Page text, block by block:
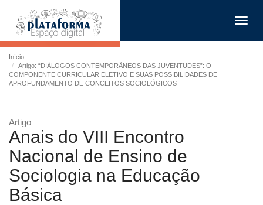
Início
Artigo: “DIÁLOGOS CONTEMPORÂNEOS DAS JUVENTUDES”: O
COMPONENTE CURRICULAR ELETIVO E SUAS POSSIBILIDADES DE
APROFUNDAMENTO DE CONCEITOS SOCIOLÓGICOS
Artigo
Anais do VIII Encontro
Nacional de Ensino de
Sociologia na Educação
Básica